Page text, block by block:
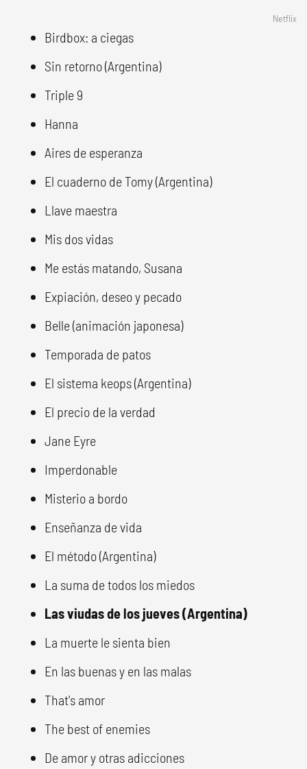
Netflix
Birdbox: a ciegas
Sin retorno (Argentina)
Triple 9
Hanna
Aires de esperanza
El cuaderno de Tomy (Argentina)
Llave maestra
Mis dos vidas
Me estás matando, Susana
Expiación, deseo y pecado
Belle (animación japonesa)
Temporada de patos
El sistema keops (Argentina)
El precio de la verdad
Jane Eyre
Imperdonable
Misterio a bordo
Enseñanza de vida
El método (Argentina)
La suma de todos los miedos
Las viudas de los jueves (Argentina)
La muerte le sienta bien
En las buenas y en las malas
That's amor
The best of enemies
De amor y otras adicciones